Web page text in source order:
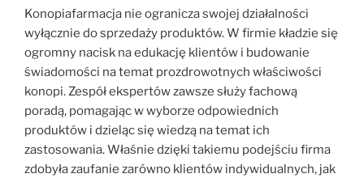
Konopiafarmacja nie ogranicza swojej działalności
wyłącznie do sprzedaży produktów. W firmie kładzie się
ogromny nacisk na edukację klientów i budowanie
świadomości na temat prozdrowotnych właściwości
konopi. Zespół ekspertów zawsze służy fachową
poradą, pomagając w wyborze odpowiednich
produktów i dzieląc się wiedzą na temat ich
zastosowania. Właśnie dzięki takiemu podejściu firma
zdobyła zaufanie zarówno klientów indywidualnych, jak